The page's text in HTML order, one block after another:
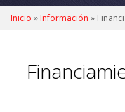
Inicio » Información »